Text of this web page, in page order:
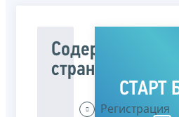
Содержание
страницы
Регистрация
СТАРТ